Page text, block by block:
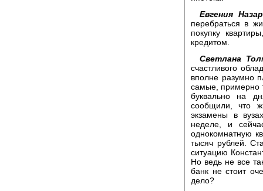
Евгения
перебраться в
покупку
кредитом.
Светлана
счастливого
вполне разумно
самые, примерно
буквально на
сообщили, что
экзамены в
неделе, и
однокомнатную
тысяч рублей.
ситуацию
Но ведь не все
банк не стоит
дело?